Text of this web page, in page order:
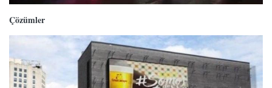
Çözümler